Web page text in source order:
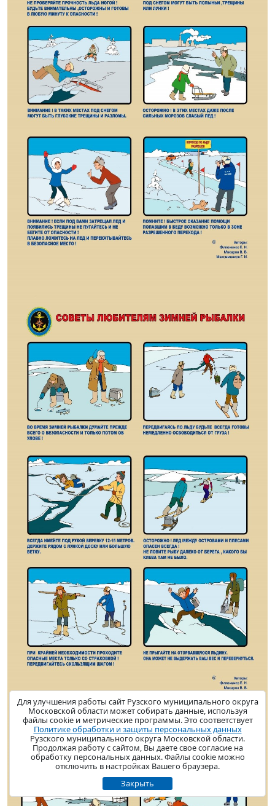
Для улучшения работы сайт Рузского муниципального округа
Московской области может собирать данные, используя
файлы cookie и метрические программы. Это соответствует
Политике обработки и защиты персональных данных
Рузского муниципального округа Московской области.
Продолжая работу с сайтом, Вы даете свое согласие на
обработку персональных данных. Файлы cookie можно
отключить в настройках Вашего браузера.
Закрыть